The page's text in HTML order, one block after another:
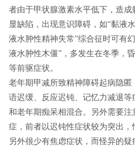
者由于甲状腺激素水平低下，造
显缺陷，出现意识障碍，如“黏液
液水肿性精神失常”综合征时可有
液水肿性木僵”，多发生在冬季，
等前驱症状。
老年期甲减所致精神障碍起病隐
语迟缓、反应迟钝、记忆力减退
和老年期痴呆相混合。另外需要
症，前者以迟钝性症状较为突出，
另外很少有焦虑症状，而怪异的疑